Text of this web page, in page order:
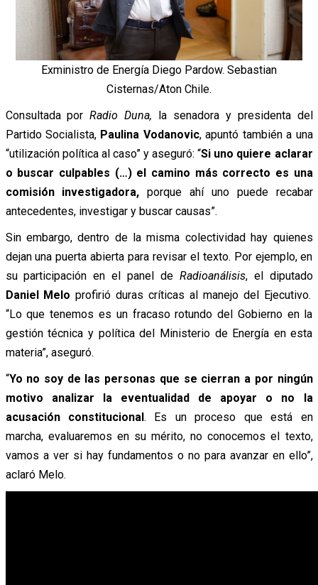
Exministro de Energía Diego Pardow. Sebastian
Cisternas/Aton Chile.
Consultada por Radio Duna, la senadora y presidenta del
Partido Socialista, Paulina Vodanovic, apuntó también a una
“utilización política al caso” y aseguró: “Si uno quiere aclarar
o buscar culpables (…) el camino más correcto es una
comisión investigadora, porque ahí uno puede recabar
antecedentes, investigar y buscar causas”.
Sin embargo, dentro de la misma colectividad hay quienes
dejan una puerta abierta para revisar el texto. Por ejemplo, en
su participación en el panel de Radioanálisis, el diputado
Daniel Melo profirió duras críticas al manejo del Ejecutivo.
“Lo que tenemos es un fracaso rotundo del Gobierno en la
gestión técnica y política del Ministerio de Energía en esta
materia”, aseguró.
“Yo no soy de las personas que se cierran a por ningún
motivo analizar la eventualidad de apoyar o no la
acusación constitucional. Es un proceso que está en
marcha, evaluaremos en su mérito, no conocemos el texto,
vamos a ver si hay fundamentos o no para avanzar en ello”,
aclaró Melo.